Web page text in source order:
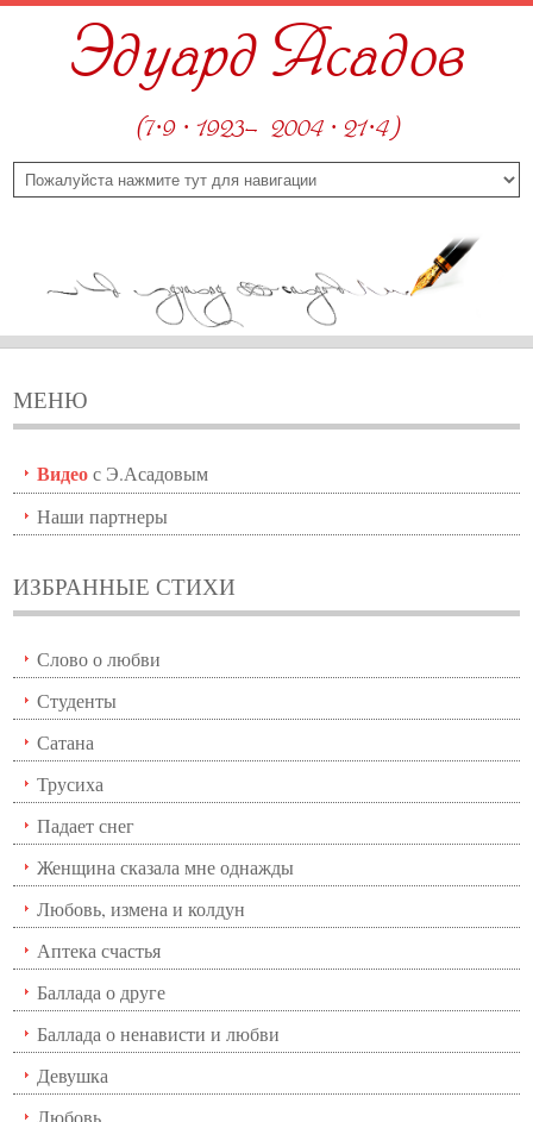
Эдуард Асадов
(7·9 · 1923—2004 · 21·4)
МЕНЮ
Видеос Э.Асадовым
Наши партнеры
ИЗБРАННЫЕ СТИХИ
Слово о любви
Студенты
Сатана
Трусиха
Падает снег
Женщина сказала мне однажды
Любовь, измена и колдун
Аптека счастья
Баллада о друге
Баллада о ненависти и любви
Девушка
Любовь